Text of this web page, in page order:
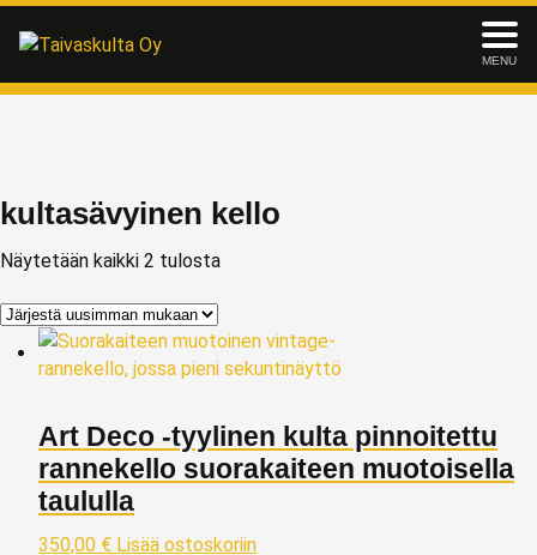
MENU
kultasävyinen kello
Näytetään kaikki 2 tulosta
Art Deco -tyylinen kulta pinnoitettu
rannekello suorakaiteen muotoisella
taululla
350,00 € Lisää ostoskoriin